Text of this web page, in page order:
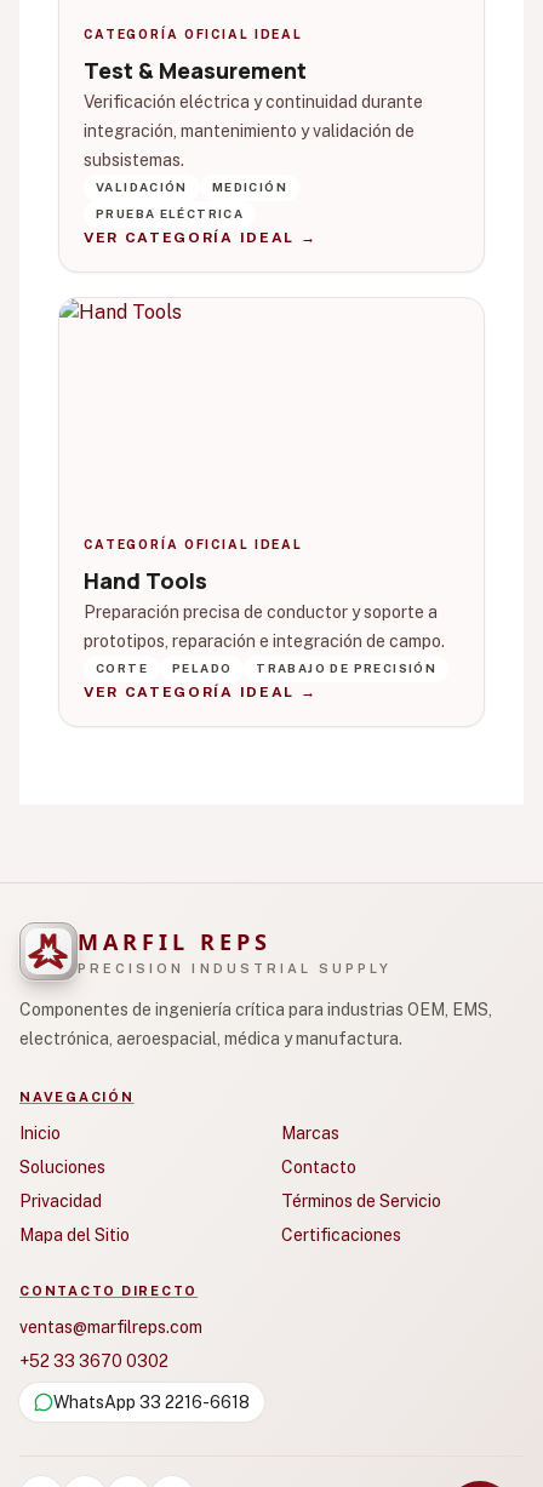
CATEGORÍA OFICIAL IDEAL
Test & Measurement
Verificación eléctrica y continuidad durante
integración, mantenimiento y validación de
subsistemas.
VALIDACIÓN
MEDICIÓN
PRUEBA ELÉCTRICA
VER CATEGORÍA IDEAL →
CATEGORÍA OFICIAL IDEAL
Hand Tools
Preparación precisa de conductor y soporte a
prototipos, reparación e integración de campo.
CORTE PELADO TRABAJO DE PRECISIÓN
VER CATEGORÍA IDEAL →
MARFIL REPS
PRECISION INDUSTRIAL SUPPLY
Componentes de ingeniería crítica para industrias OEM, EMS,
electrónica, aeroespacial, médica y manufactura.
NAVEGACIÓN
Inicio
Marcas
Soluciones
Contacto
Privacidad
Términos de Servicio
Mapa del Sitio
Certificaciones
CONTACTO DIRECTO
ventas@marfilreps.com
+52 33 3670 0302
WhatsApp 33 2216-6618